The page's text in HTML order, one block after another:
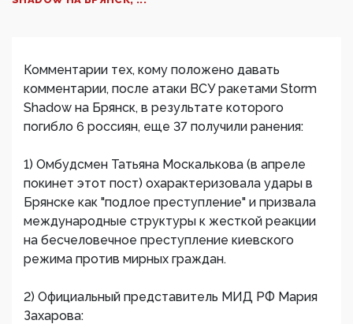
Комментарии тех, кому положено давать
комментарии, после атаки ВСУ ракетами Storm
Shadow на Брянск, в результате которого
погибло 6 россиян, еще 37 получили ранения:
1) Омбудсмен Татьяна Москалькова (в апреле
покинет этот пост) охарактеризовала удары в
Брянске как "подлое преступление" и призвала
международные структуры к жесткой реакции
на бесчеловечное преступление киевского
режима против мирных граждан.
2) Официальный представитель МИД РФ Мария
Захарова: